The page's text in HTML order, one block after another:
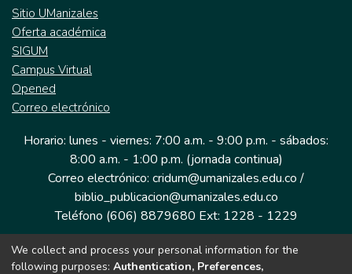
Sitio UManizales
Oferta académica
SIGUM
Campus Virtual
Opened
Correo electrónico
Horario: lunes - viernes: 7:00 a.m. - 9:00 p.m. - sábados:
8:00 a.m. - 1:00 p.m. (jornada continua)
Correo electrónico: cridum@umanizales.edu.co /
biblio_publicacion@umanizales.edu.co
Teléfono (606) 8879680 Ext: 1228 - 1229
Dirección: Cra 9 a # 19-03 Edificio histórico, piso 1
We collect and process your personal information for the
following purposes: Authentication, Preferences,